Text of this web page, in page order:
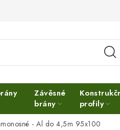
Závěsné
brány
profily
- Al do 4,5m 95x100